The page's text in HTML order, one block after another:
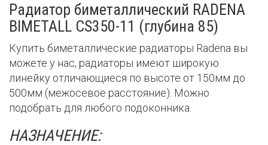
Радиатор биметаллический RADENA
BIMETALL CS350-11 (глубина 85)
Купить биметаллические радиаторы Radena вы
можете у нас, радиаторы имеют широкую
линейку отличающиеся по высоте от 150мм до
500мм (межосевое расстояние). Можно
подобрать для любого подоконника.
НАЗНАЧЕНИЕ: